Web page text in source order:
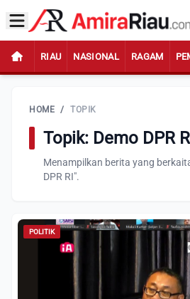
RIAU NASIONAL RAGAM
HOME / TOPIK
Topik: Demo DPR RI
Menampilkan berita yang
DPR RI".
POLITIK